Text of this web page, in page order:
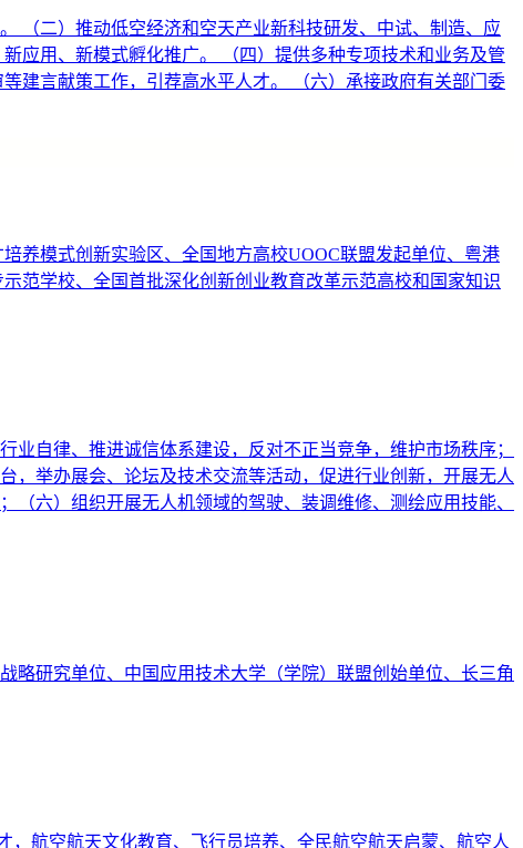
（二）推动低空经济和空天产业新科技研发、中试、制造、应
应用、新模式孵化推广。 （四）提供多种专项技术和业务及管
建言献策工作，引荐高水平人才。 （六）承接政府有关部门委
养模式创新实验区、全国地方高校UOOC联盟发起单位、粤港
范学校、全国首批深化创新创业教育改革示范高校和国家知识
自律、推进诚信体系建设，反对不正当竞争，维护市场秩序；
，举办展会、论坛及技术交流等活动，促进行业创新，开展无人
六）组织开展无人机领域的驾驶、装调维修、测绘应用技能、
略研究单位、中国应用技术大学（学院）联盟创始单位、长三角
航空航天文化教育、飞行员培养、全民航空航天启蒙、航空人